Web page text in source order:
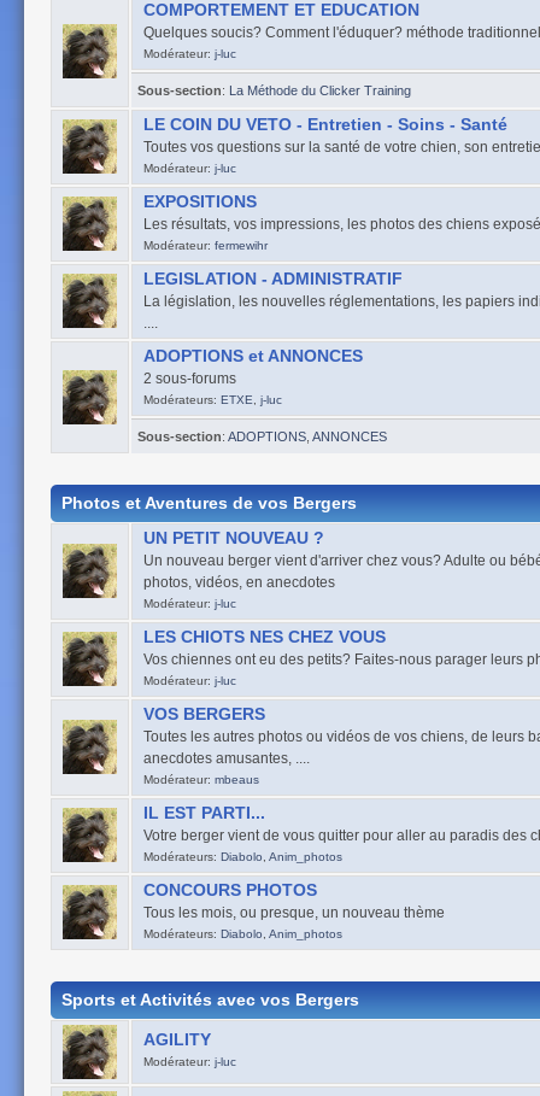
COMPORTEMENT ET EDUCATION
Quelques soucis? Comment l'éduquer? méthode
Modérateur: j-luc
Sous-section: La Méthode du Clicker Training
LE COIN DU VETO - Entretien - Soins - Santé
Toutes vos questions sur la santé de votre chien, son
Modérateur: j-luc
EXPOSITIONS
Les résultats, vos impressions, les photos des chiens
Modérateur: fermewihr
LEGISLATION - ADMINISTRATIF
La législation, les nouvelles réglementations, les papiers
....
ADOPTIONS et ANNONCES
2 sous-forums
Modérateurs: ETXE, j-luc
Sous-section: ADOPTIONS ANNONCES
Photos et Aventures de vos Bergers
UN PETIT NOUVEAU ?
Un nouveau berger vient d'arriver chez vous? Adulte ou
photos, vidéos, en anecdotes
Modérateur: j-luc
LES CHIOTS NES CHEZ VOUS
Vos chiennes ont eu des petits? Faites-nous parager leurs
Modérateur: j-luc
VOS BERGERS
Toutes les autres photos ou vidéos de vos chiens, de leurs
anecdotes amusantes, ....
Modérateur: mbeaus
IL EST PARTI...
Votre berger vient de vous quitter pour aller au paradis des
Modérateurs: Diabolo, Anim_photos
CONCOURS PHOTOS
Tous les mois, ou presque, un nouveau thème
Modérateurs: Diabolo, Anim_photos
Sports et Activités avec vos Bergers
AGILITY
Modérateur: j-luc